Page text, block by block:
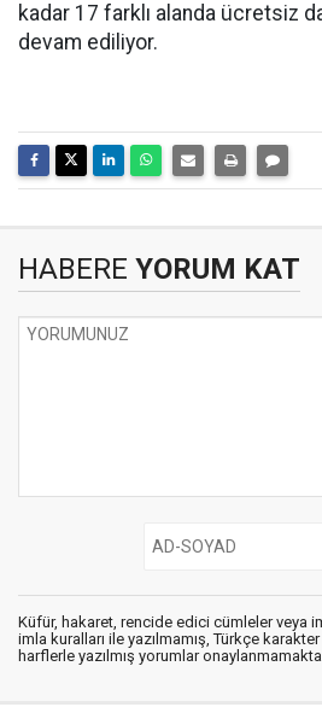
kadar 17 farklı alanda ücretsiz
devam ediliyor.
HABERE YORUM KAT
Küfür, hakaret, rencide edici cümleler veya
imla kuralları ile yazılmamış, Türkçe
harflerle yazılmış yorumlar